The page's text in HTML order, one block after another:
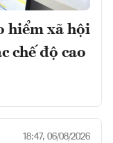
hiểm xã hội
chế độ cao
18:47, 06/08/2026